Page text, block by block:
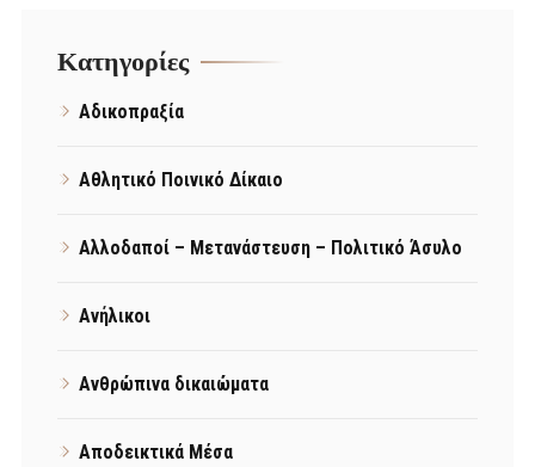
Kατηγορίες
Αδικοπραξία
Αθλητικό Ποινικό Δίκαιο
Αλλοδαποί – Μετανάστευση – Πολιτικό Άσυλο
Ανήλικοι
Ανθρώπινα δικαιώματα
Αποδεικτικά Μέσα